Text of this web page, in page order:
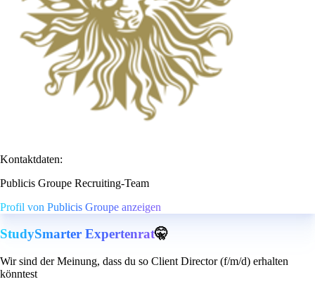
Kontaktdaten:
Publicis Groupe Recruiting-Team
Profil von Publicis Groupe anzeigen
StudySmarter Expertenrat🤫
Wir sind der Meinung, dass du so Client Director (f/m/d) erhalten
könntest